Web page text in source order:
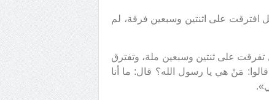
افترقت على اثنتين وسبعين فرقة، لم
على ثنتين وسبعين ملة، وتفترق
مَنْ هي يا رسول الله؟ قال: ما أنا